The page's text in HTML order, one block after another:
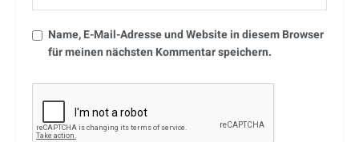
Name, E-Mail-Adresse und Website in diesem Browser
für meinen nächsten Kommentar speichern.